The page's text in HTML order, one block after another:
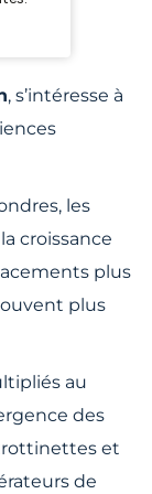
, s’intéresse à
les
croissance
plus
plus
au
des
et
de